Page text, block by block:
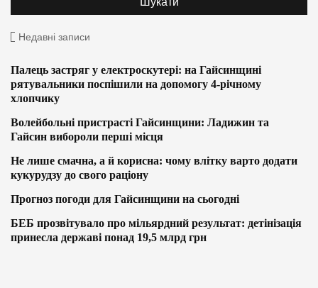
Недавні записи
Палець застряг у електроскутері: на Гайсинщині
рятувальники поспішили на допомогу 4-річному
хлопчику
Волейбольні пристрасті Гайсинщини: Ладижин та
Гайсин вибороли перші місця
Не лише смачна, а й корисна: чому влітку варто додати
кукурудзу до свого раціону
Прогноз погоди для Гайсинщини на сьогодні
БЕБ прозвітувало про мільярдний результат: детінізація
принесла державі понад 19,5 млрд грн